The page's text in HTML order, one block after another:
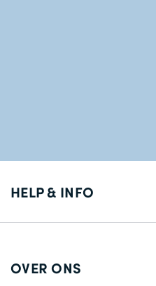
HELP & INFO
OVER ONS